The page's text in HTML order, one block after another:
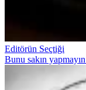
Editörün Seçtiği
Bunu sakın